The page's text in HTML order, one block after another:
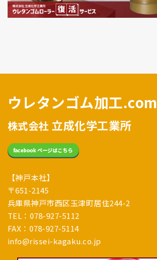
ウレタンゴム加工.com
株式会社 立成化学工業所
【神戸本社】
〒651-2145
兵庫県神戸市西区玉津町居住244-2
TEL：078-927-5112
FAX：078-927-5114
info@rissei-kagaku.co.jp